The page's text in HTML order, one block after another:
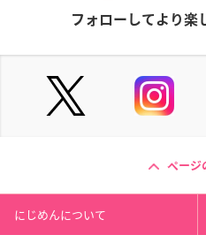
フォローしてより楽
ページ
にじめんについて